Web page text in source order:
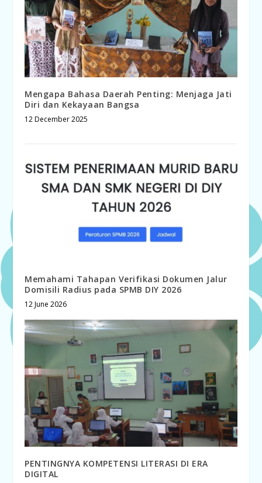
Mengapa Bahasa Daerah Penting: Menjaga Jati
Diri dan Kekayaan Bangsa
12 December 2025
Memahami Tahapan Verifikasi Dokumen Jalur
Domisili Radius pada SPMB DIY 2026
12 June 2026
PENTINGNYA KOMPETENSI LITERASI DI ERA
DIGITAL